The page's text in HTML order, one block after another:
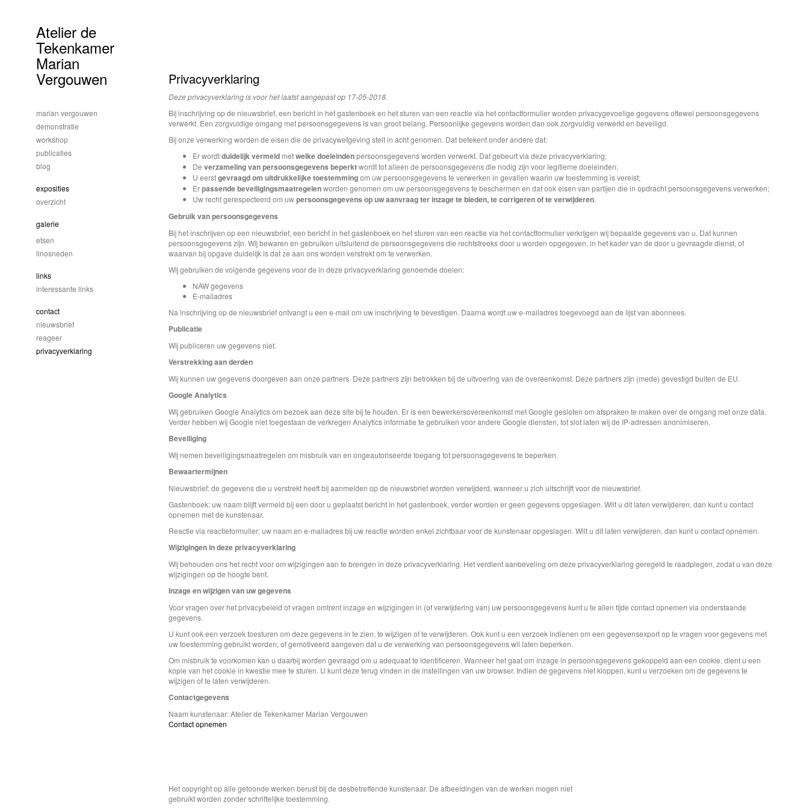
Privacyverklaring
Deze privacyverklaring is voor het laatst aangepast op 17-05-2018.
Bij inschrijving op de nieuwsbrief, een bericht in het gastenboek en het sturen van een reactie via het contactformulier worden privacygevoelige gegevens oftewel persoonsgegevens
verwerkt. Een zorgvuldige omgang met persoonsgegevens is van groot belang. Persoonlijke gegevens worden dan ook zorgvuldig verwerkt en beveiligd.
Bij onze verwerking worden de eisen die de privacywetgeving stelt in acht genomen. Dat betekent onder andere dat:
Er wordtduidelijk vermeld metwelke doeleindenpersoonsgegevens worden verwerkt. Dat gebeurt via deze privacyverklaring;
De verzameling van persoonsgegevens beperktwordt tot alleen de persoonsgegevens die nodig zijn voor legitieme doeleinden;
U eerstgevraagd om uitdrukkelijke toestemmingom uw persoonsgegevens te verwerken in gevallen waarin uw toestemming is vereist;
Erpassende beveiligingsmaatregelenworden genomen om uw persoonsgegevens te beschermen en dat ook eisen van partijen die in opdracht persoonsgegevens verwerken;
Uw recht gerespecteerd om uwpersoonsgegevens op uw aanvraag ter inzage te bieden, te corrigeren of te verwijderen.
Gebruik van persoonsgegevens
Bij het inschrijven op een nieuwsbrief, een bericht in het gastenboek en het sturen van een reactie via het contactformulier verkrijgen wij bepaalde gegevens van u. Dat kunnen
persoonsgegevens zijn. Wij bewaren en gebruiken uitsluitend de persoonsgegevens die rechtstreeks door u worden opgegeven, in het kader van de door u gevraagde dienst, of
waarvan bij opgave duidelijk is dat ze aan ons worden verstrekt om te verwerken.
Wij gebruiken de volgende gegevens voor de in deze privacyverklaring genoemde doelen:
NAW gegevens
E-mailadres
Na inschrijving op de nieuwsbrief ontvangt u een e-mail om uw inschrijving te bevestigen. Daarna wordt uw e-mailadres toegevoegd aan de lijst van abonnees.
Publicatie
Wij publiceren uw gegevens niet.
Verstrekking aan derden
Wij kunnen uw gegevens doorgeven aan onze partners. Deze partners zijn betrokken bij de uitvoering van de overeenkomst. Deze partners zijn (mede) gevestigd buiten de EU.
Google Analytics
Wij gebruiken Google Analytics om bezoek aan deze site bij te houden. Er is een bewerkersovereenkomst met Google gesloten om afspraken te maken over de omgang met onze data.
Verder hebben wij Google niet toegestaan de verkregen Analytics informatie te gebruiken voor andere Google diensten, tot slot laten wij de IP-adressen anonimiseren.
Beveiliging
Wij nemen beveiligingsmaatregelen om misbruik van en ongeautoriseerde toegang tot persoonsgegevens te beperken.
Bewaartermijnen
Nieuwsbrief: de gegevens die u verstrekt heeft bij aanmelden op de nieuwsbrief worden verwijderd, wanneer u zich uitschrijft voor de nieuwsbrief.
Gastenboek: uw naam blijft vermeld bij een door u geplaatst bericht in het gastenboek, verder worden er geen gegevens opgeslagen. Wilt u dit laten verwijderen, dan kunt u contact
opnemen met de kunstenaar.
Reactie via reactieformulier: uw naam en e-mailadres bij uw reactie worden enkel zichtbaar voor de kunstenaar opgeslagen. Wilt u dit laten verwijderen, dan kunt u contact opnemen.
Wijzigingen in deze privacyverklaring
Wij behouden ons het recht voor om wijzigingen aan te brengen in deze privacyverklaring. Het verdient aanbeveling om deze privacyverklaring geregeld te raadplegen, zodat u van deze
wijzigingen op de hoogte bent.
Inzage en wijzigen van uw gegevens
Voor vragen over het privacybeleid of vragen omtrent inzage en wijzigingen in (of verwijdering van) uw persoonsgegevens kunt u te allen tijde contact opnemen via onderstaande
gegevens.
U kunt ook een verzoek toesturen om deze gegevens in te zien, te wijzigen of te verwijderen. Ook kunt u een verzoek indienen om een gegevensexport op te vragen voor gegevens met
uw toestemming gebruikt worden, of gemotiveerd aangeven dat u de verwerking van persoonsgegevens wil laten beperken.
Om misbruik te voorkomen kan u daarbij worden gevraagd om u adequaat te identificeren. Wanneer het gaat om inzage in persoonsgegevens gekoppeld aan een cookie, dient u een
kopie van het cookie in kwestie mee te sturen. U kunt deze terug vinden in de instellingen van uw browser. Indien de gegevens niet kloppen, kunt u verzoeken om de gegevens te
wijzigen of te laten verwijderen.
Contactgegevens
Naam kunstenaar: Atelier de Tekenkamer Marian Vergouwen
Contact opnemen
Atelier de
Tekenkamer
Marian
Vergouwen
marian vergouwen
demonstratie
workshop
publicaties
blog
exposities
overzicht
galerie
etsen
linosneden
links
interessante links
contact
nieuwsbrief
reageer
privacyverklaring
Het copyright op alle getoonde werken berust bij de desbetreffende kunstenaar. De afbeeldingen van de werken mogen niet
gebruikt worden zonder schriftelijke toestemming.